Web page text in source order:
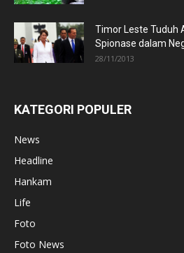
Timor Leste Tuduh
Spionase dalam
28/11/2013
KATEGORI POPULER
News
Headline
Hankam
Life
Foto
Foto News